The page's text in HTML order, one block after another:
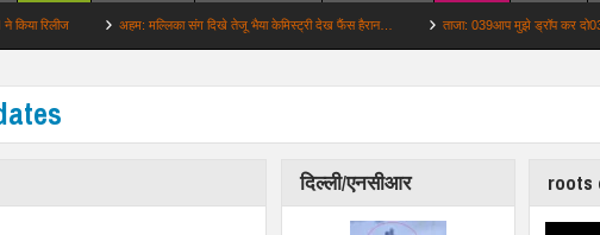
अहम: मल्लिका संग दिखे तेजू भैया केमिस्ट्री देख फैंस हैरान… ताजा: 039आप मुझे ड्रॉप कर दो039 BCCI
दिल्ली/एनसीआर roots